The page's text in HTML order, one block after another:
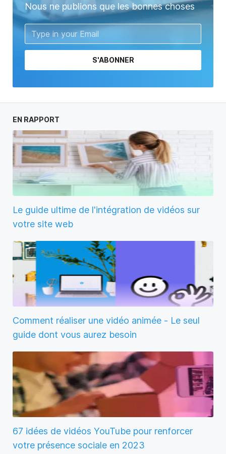
Nous ne publions que les bonnes choses
S'ABONNER
EN RAPPORT
Le guide ultime de l'intégration de vidéos sur
votre site web
Comment réaliser une vidéo animée - Le seul
guide dont vous aurez besoin
67 idées de vidéos YouTube pour renforcer
votre présence sociale en 2023